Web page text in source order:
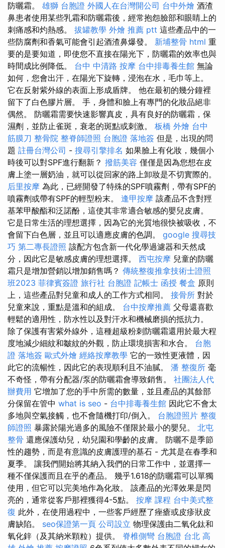
防曬霜。 雄獅 台胞證 外國人在台灣開公司 台中外燴 酒渣
鼻患者使用某些乳霜和防曬霜後，經常抱怨臉部和眼睛上的
刺痛感和灼熱感。 拔罐教學 外燴 推薦 ptt 這些產品中的一
些防腐劑和香氣可能會引起酒渣鼻爆發。 新埔整骨 html 重
要的是要知道，即使您不直接在陽光下，防曬霜的效率也與
時間成比例降低。 台中 中清路 按摩 台中排毒養生館 無論
如何，您會出汗，在陽光下旋轉，浸泡在水，毛巾等上。
它在反射紫外線的表面上形成盾牌。 他在最初的幾分鐘裡
留下了白色膠片層。 手，身體和臉上有專門的化妝品絕非
偶然。 防曬霜需要快速影響真皮，具有良好的防曬霜，保
濕劑，並防止雀斑，衰老的斑點或刺激。 板橋 外燴 台中
筋膜刀 整骨院 整脊師證照 台胞證 落地簽 但是，出現的問
題 註冊台灣公司 - 搜尋引擎排名 如果臉上有化妝，幾個小
時後可以對SPF進行翻新？ 撥筋美容 僅僅是因為您想在皮
膚上塗一層奶油，就可以從回家的路上卸妝是不切實際的。
后里按摩 為此，已經開發了特殊的SPF噴霧劑，帶有SPF的
噴霧劑或帶有SPF的輕型粉末。 逢甲按摩 該產品不含對羥
基苯甲酸酯和泛諾酚，這使其非常適合敏感的嬰兒皮膚。
它是日常生活的理想選擇，因為它的光質地很快被吸收，不
會留下白色層，並且可以適應皮膚的色調。 google 搜尋技
巧 第二專長證照 該配方包含新一代化學過濾器和天然成
分，因此它是敏感皮膚的理想選擇。 西屯按摩 兒童的防曬
霜只是增加營銷以增加銷售嗎？ 傳統整復推拿技術士證照
班2023 菲律賓簽證 旅行社 台胞證 記帳士 函授 餐盒 原則
上，這些產品對兒童和成人的工作方式相同。 接骨所 對於
兒童來說，重點是溫和的組成。 台中按摩推薦 父母還喜歡
輕鬆的適用性，防水性以及對汗水和機械磨損的抵抗力。
除了保護有害紫外線外，這種超級粉刺防曬霜還用於最大程
度地減少細紋和皺紋的外觀，防止環境損害和水合。 台胞
證 落地簽 歐式外燴 經絡按摩教學 它的一致性更液體，因
此它的流暢性，因此它的表現順利且不油膩。 潘 整復所 毫
不奇怪，帶有分配器/泵的防曬霜會導致銷售。 社團法人代
辦費用 它增加了您的手中所需的數量，並且產品的其餘部
分保留在管中 what is seo - 台中排毒養生館 因此它不會太
多地與空氣接觸，也不會隨機打印/倒入。 台胞證照片 整復
師證照 暴露於陽光過多的風險不僅限於最小的嬰兒。 北屯
整骨 還應保護幼兒，幼兒園和學齡的皮膚。 防曬不是季節
性的趨勢，而是有意識的皮膚護理的基石 - 尤其是在春季和
夏季。 讓我們開始將其納入我們的日常工作中，並選擇一
種不僅保護而且在乎的產品。 幾乎1.618的防曬霜可以單獨
使用，但它可以完美地作為化妝。 該產品的光澤效果是閃
亮的，通常從客戶那裡獲得4-5點。 按摩 課程 台中美式整
復 此外，在使用過程中，一些客戶經歷了痤瘡或皮疹狀皮
膚缺陷。 seo保證第一頁 公司設立 物理保護由二氧化鈦和
氧化鋅（及其納米顆粒）提供。 脊椎側彎 台胞證 台北 高